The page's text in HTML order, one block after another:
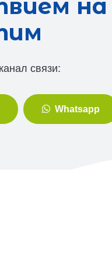
на
связи:
Whatsapp